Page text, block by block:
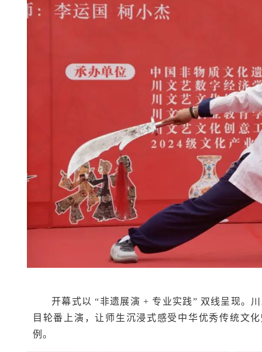
开幕式以 “非遗展演 + 专业实践” 双线呈现。
目轮番上演，让师生沉浸式感受中华优秀传统文
例。